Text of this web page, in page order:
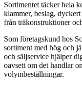
Sortimentet täcker hela
klammer, beslag,
från träkonstruktioner
Som företagskund hos
sortiment med hög och
och säljservice hjälper
oavsett om det handlar
volymbeställningar.